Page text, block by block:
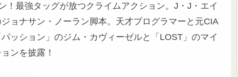
！最強タッグが放つクライムアクション。J・J・エイ
ョナサン・ノーラン脚本。天才プログラマーと元CIA
ッション」のジム・カヴィーゼルと「LOST」のマイ
ンを披露！